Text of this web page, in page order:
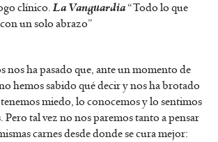
clínico.La Vanguardia“Todo lo que
un solo abrazo”
nos ha pasado que, ante un momento de
hemos sabido qué decir y nos ha brotado
miedo, lo conocemos y lo sentimos
Pero tal vez no nos paremos tanto a pensar
carnes desde donde se cura mejor: